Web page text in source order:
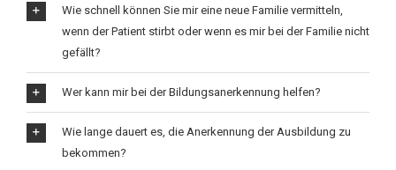
Wie schnell können Sie mir eine neue Familie vermitteln,
wenn der Patient stirbt oder wenn es mir bei der Familie nicht
gefällt?
Wer kann mir bei der Bildungsanerkennung helfen?
Wie lange dauert es, die Anerkennung der Ausbildung zu
bekommen?